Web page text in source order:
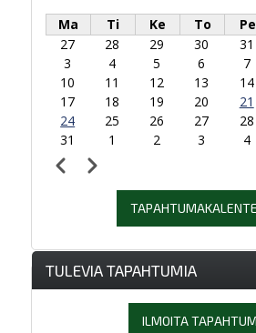
Ma Ti Ke To Pe
27
28 29 30 31
3
4 5 6 7
10
11 12 13 14
17
18 19 20 21
24
25 26 27 28
31
1 2 3 4
Sivutus
EdellinenSeuraava
TULEVIA TAPAHTUMIA
ILMOITA